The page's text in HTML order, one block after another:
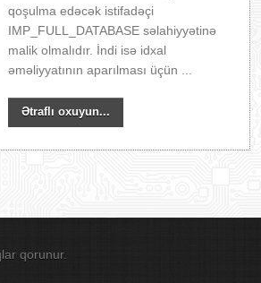
qoşulma edəcək istifadəçi
IMP_FULL_DATABASE səlahiyyətinə
malik olmalıdır. İndi isə idxal
əməliyyatının aparılması üçün ...
Ətraflı oxuyun...
qorunur.